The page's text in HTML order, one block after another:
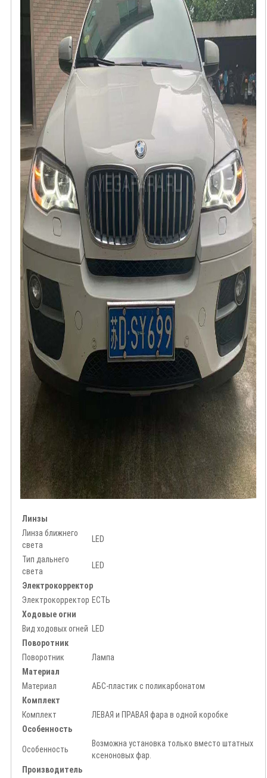
Линзы
Линза ближнего
света
LED
Тип дальнего
света
LED
Электрокорректор
Электрокорректор ЕСТЬ
Ходовые огни
Вид ходовых огней
LED
Поворотник
Поворотник
Лампа
Материал
Материал
АБС-пластик с поликарбонатом
Комплект
Комплект
ЛЕВАЯ и ПРАВАЯ фара в одной коробке
Особенность
Особенность
Возможна установка только вместо штатных
ксеноновых фар.
Производитель